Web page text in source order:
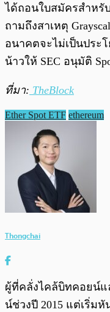
ได้ถอนใบสมัครสำหรับ
ถามถึงสาเหตุ
อนาคตจะไม่เป็นประ
น้าวให้ SEC อนุมัติ
ที่มา: TheBlock
Ether Spot ETF ethereum
Thongchai
ผู้ที่คลั่งไคล้บิทคอยน์แ
น์ช่วงปี 2015 แต่เริ่มหั